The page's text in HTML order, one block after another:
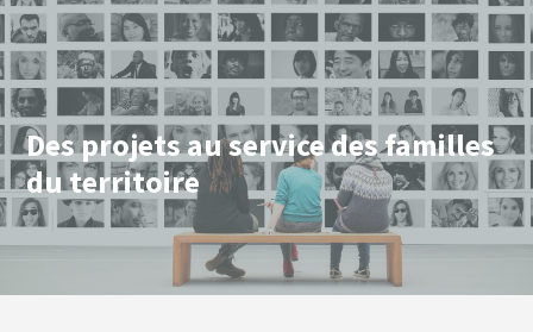
Des projets au service des familles
du territoire